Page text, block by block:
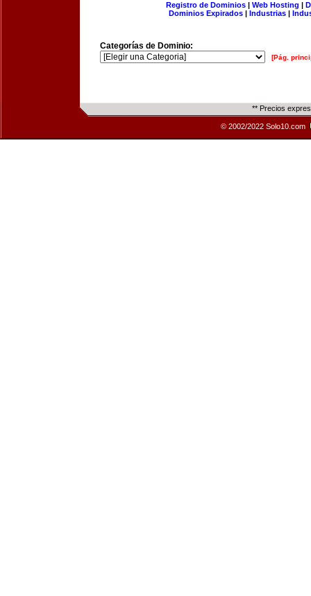
Registro de Dominios| Web Hosting |
Dominios Expirados | Industrias |
Categorías de Dominio:
[Pág.
** Precios
© 2002/2022 Solo10.com